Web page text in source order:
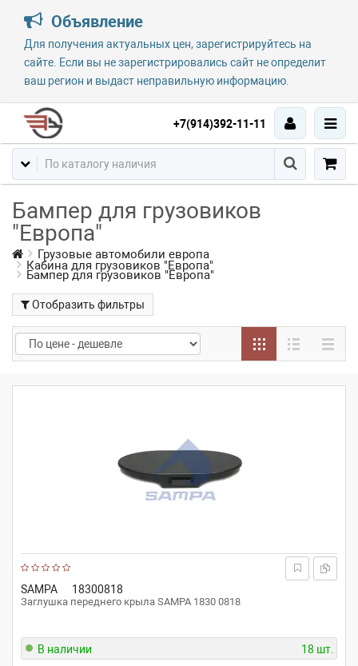
Объявление
Для получения актуальных цен, зарегистрируйтесь на
сайте. Если вы не зарегистрировались сайт не определит
ваш регион и выдаст неправильную информацию.
+7(914)392-11-11
Бампер для грузовиков
"Европа"
Грузовые автомобили европа
Кабина для грузовиков "Европа"
Бампер для грузовиков "Европа"
Отобразить фильтры
SAMPA 18300818
Заглушка переднего крыла SAMPA 1830 0818
В наличии 18 шт.